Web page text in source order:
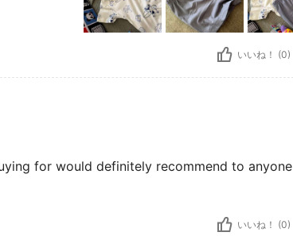
いいね！ (0)
for would definitely recommend to anyone
いいね！ (0)